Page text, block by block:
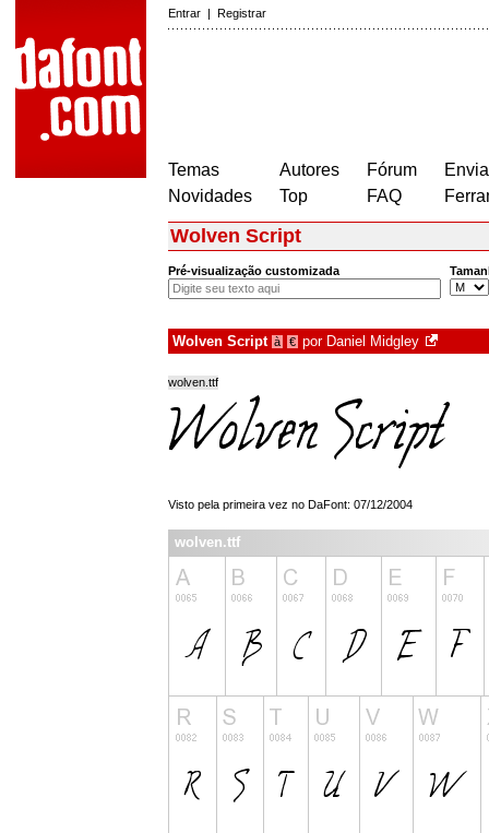
Entrar | Registrar
Temas
Novidades
Autores
Top
Fórum
FAQ
Wolven Script
Pré-visualização customizada
Wolven Script à € por Daniel Midgley
wolven.ttf
Visto pela primeira vez no DaFont: 07/12/2004
wolven.ttf